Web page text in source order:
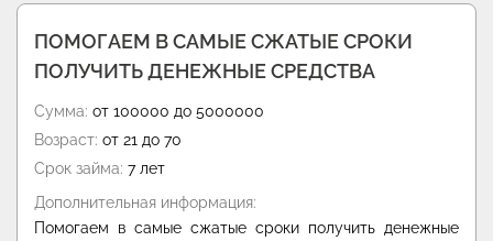
ПОМОГАЕМ В САМЫЕ СЖАТЫЕ СРОКИ
ПОЛУЧИТЬ ДЕНЕЖНЫЕ СРЕДСТВА
Сумма: от 100000 до 5000000
Возраст: от 21 до 70
Срок займа: 7 лет
Дополнительная информация:
Помогаем в самые сжатые сроки получить денежные